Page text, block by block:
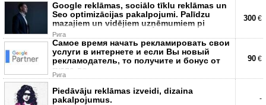
Google reklāmas, sociālo tīklu reklāmas un
Seo optimizācijas pakalpojumi. Palīdzu
mazajiem un vidējiem uzņēmumiem pi
Рига
300 €
Самое время начать рекламировать свои
услуги в интернете и если Вы новый
рекламодатель, то получите и бонус от
гугла до
Рига
90 €
Piedāvāju reklāmas izveidi, dizaina
pakalpojumus.
-